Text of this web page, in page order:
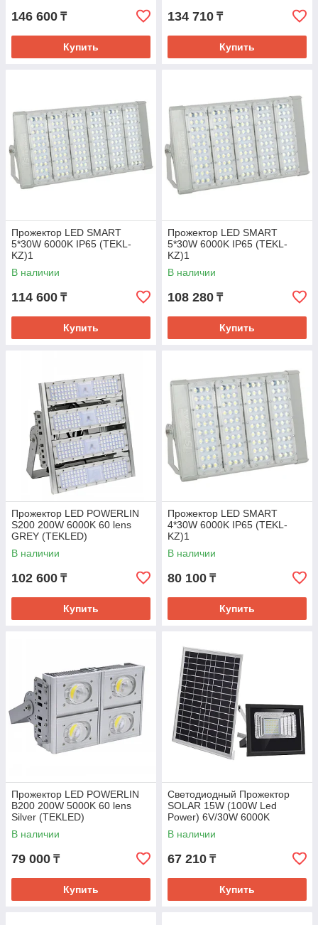
146 600 ₸
Купить
134 710 ₸
Купить
Прожектор LED SMART
5*30W 6000K IP65 (TEKL-
KZ)1
В наличии
114 600 ₸
Купить
Прожектор LED SMART
5*30W 6000K IP65 (TEKL-
KZ)1
В наличии
108 280 ₸
Купить
Прожектор LED POWERLIN
S200 200W 6000K 60 lens
GREY (TEKLED)
В наличии
102 600 ₸
Купить
Прожектор LED SMART
4*30W 6000K IP65 (TEKL-
KZ)1
В наличии
80 100 ₸
Купить
Прожектор LED POWERLIN
B200 200W 5000K 60 lens
Silver (TEKLED)
В наличии
79 000 ₸
Купить
Светодиодный Прожектор
SOLAR 15W (100W Led
Power) 6V/30W 6000K
(TEKLED)
В наличии
67 210 ₸
Купить